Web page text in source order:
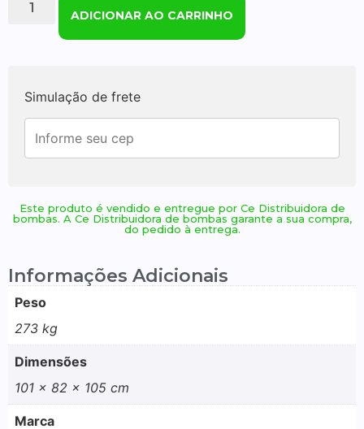
ADICIONAR AO CARRINHO
Simulação de frete
Este produto é vendido e entregue por Ce Distribuidora de
bombas. A Ce Distribuidora de bombas garante a sua compra,
do pedido à entrega.
Informações Adicionais
Peso
273 kg
Dimensões
101 × 82 × 105 cm
Marca